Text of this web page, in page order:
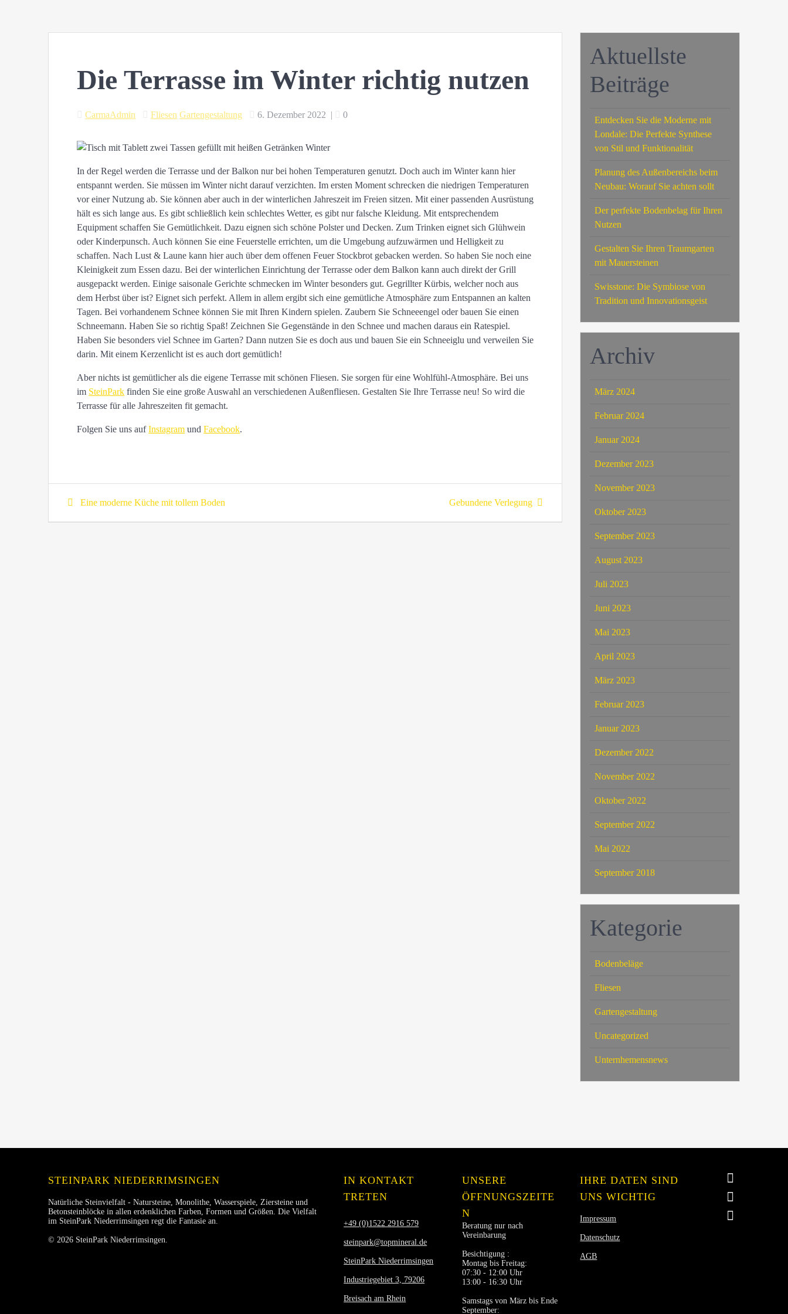
Die Terrasse im Winter richtig nutzen
CarmaAdmin Fliesen Gartengestaltung 6. Dezember 2022 | 0
In der Regel werden die Terrasse und der Balkon nur bei hohen Temperaturen genutzt. Doch auch im Winter kann hier
entspannt werden. Sie müssen im Winter nicht darauf verzichten. Im ersten Moment schrecken die niedrigen Temperaturen
vor einer Nutzung ab. Sie können aber auch in der winterlichen Jahreszeit im Freien sitzen. Mit einer passenden Ausrüstung
hält es sich lange aus. Es gibt schließlich kein schlechtes Wetter, es gibt nur falsche Kleidung. Mit entsprechendem
Equipment schaffen Sie Gemütlichkeit. Dazu eignen sich schöne Polster und Decken. Zum Trinken eignet sich Glühwein
oder Kinderpunsch. Auch können Sie eine Feuerstelle errichten, um die Umgebung aufzuwärmen und Helligkeit zu
schaffen. Nach Lust & Laune kann hier auch über dem offenen Feuer Stockbrot gebacken werden. So haben Sie noch eine
Kleinigkeit zum Essen dazu. Bei der winterlichen Einrichtung der Terrasse oder dem Balkon kann auch direkt der Grill
ausgepackt werden. Einige saisonale Gerichte schmecken im Winter besonders gut. Gegrillter Kürbis, welcher noch aus
dem Herbst über ist? Eignet sich perfekt. Allem in allem ergibt sich eine gemütliche Atmosphäre zum Entspannen an kalten
Tagen. Bei vorhandenem Schnee können Sie mit Ihren Kindern spielen. Zaubern Sie Schneeengel oder bauen Sie einen
Schneemann. Haben Sie so richtig Spaß! Zeichnen Sie Gegenstände in den Schnee und machen daraus ein Ratespiel.
Haben Sie besonders viel Schnee im Garten? Dann nutzen Sie es doch aus und bauen Sie ein Schneeiglu und verweilen Sie
darin. Mit einem Kerzenlicht ist es auch dort gemütlich!
Aber nichts ist gemütlicher als die eigene Terrasse mit schönen Fliesen. Sie sorgen für eine Wohlfühl-Atmosphäre. Bei uns
im SteinPark finden Sie eine große Auswahl an verschiedenen Außenfliesen. Gestalten Sie Ihre Terrasse neu! So wird die
Terrasse für alle Jahreszeiten fit gemacht.
Folgen Sie uns aufInstagram undFacebook.
Beitragsnavigation
Previous
Eine moderne Küche mit tollem Boden
Next
Gebundene Verlegung
Aktuellste
Beiträge
Entdecken Sie die Moderne mit
Londale: Die Perfekte Synthese
von Stil und Funktionalität
Planung des Außenbereichs beim
Neubau: Worauf Sie achten sollt
Der perfekte Bodenbelag für Ihren
Nutzen
Gestalten Sie Ihren Traumgarten
mit Mauersteinen
Swisstone: Die Symbiose von
Tradition und Innovationsgeist
Archiv
März 2024
Februar 2024
Januar 2024
Dezember 2023
November 2023
Oktober 2023
September 2023
August 2023
Juli 2023
Juni 2023
Mai 2023
April 2023
März 2023
Februar 2023
Januar 2023
Dezember 2022
November 2022
Oktober 2022
September 2022
Mai 2022
September 2018
Kategorie
Bodenbeläge
Fliesen
Gartengestaltung
Uncategorized
Unternhemensnews
STEINPARK NIEDERRIMSINGEN
Natürliche Steinvielfalt - Natursteine, Monolithe, Wasserspiele, Ziersteine und
Betonsteinblöcke in allen erdenklichen Farben, Formen und Größen. Die Vielfalt
im SteinPark Niederrimsingen regt die Fantasie an.
© 2026 SteinPark Niederrimsingen.
IN KONTAKT
TRETEN
+49 (0)1522 2916 579
steinpark@topmineral.de
SteinPark Niederrimsingen
Industriegebiet 3, 79206
Breisach am Rhein
UNSERE
ÖFFNUNGSZEITE
N
Beratung nur nach
Vereinbarung
Besichtigung :
Montag bis Freitag:
07:30 - 12:00 Uhr
13:00 - 16:30 Uhr
Samstags von März bis Ende
September:
IHRE DATEN SIND
UNS WICHTIG
Impressum
Datenschutz
AGB